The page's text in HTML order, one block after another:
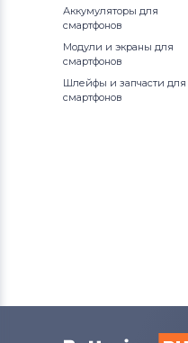
Аккумуляторы для
смартфонов
Модули и экраны для
смартфонов
Шлейфы и запчасти для
смартфонов